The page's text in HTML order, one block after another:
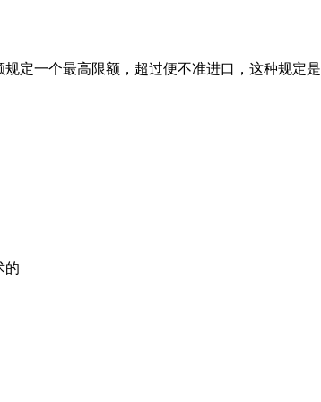
定一个最高限额，超过便不准进口，这种规定是
的